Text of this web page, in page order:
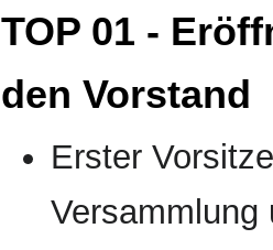
TOP 01 -
den Vorstand
Erster
Versammlung